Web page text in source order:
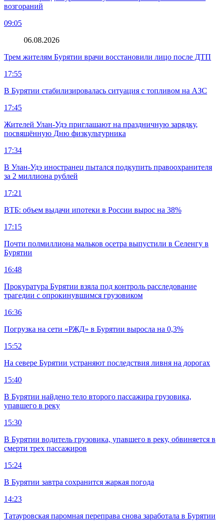
возгораний
09:05
06.08.2026
Трем жителям Бурятии врачи восстановили лицо после ДТП
17:55
В Бурятии стабилизировалась ситуация с топливом на АЗС
17:45
Жителей Улан-Удэ приглашают на праздничную зарядку,
посвящённую Дню физкультурника
17:34
В Улан-Удэ иностранец пытался подкупить правоохранителя
за 2 миллиона рублей
17:21
ВТБ: объем выдачи ипотеки в России вырос на 38%
17:15
Почти полмиллиона мальков осетра выпустили в Селенгу в
Бурятии
16:48
Прокуратура Бурятии взяла под контроль расследование
трагедии с опрокинувшимся грузовиком
16:36
Погрузка на сети «РЖД» в Бурятии выросла на 0,3%
15:52
На севере Бурятии устраняют последствия ливня на дорогах
15:40
В Бурятии найдено тело второго пассажира грузовика,
упавшего в реку
15:30
В Бурятии водитель грузовика, упавшего в реку, обвиняется в
смерти трех пассажиров
15:24
В Бурятии завтра сохранится жаркая погода
14:23
Татауровская паромная переправа снова заработала в Бурятии